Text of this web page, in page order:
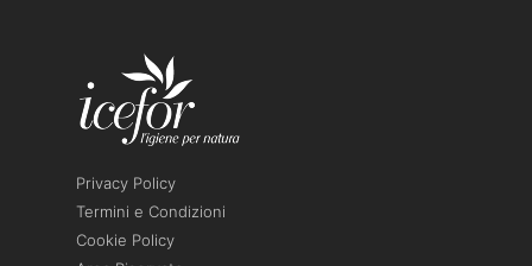
Privacy Policy
Termini e Condizioni
Cookie Policy